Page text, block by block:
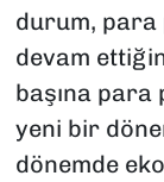
durum, para
devam
başına para
yeni bir
dönemde